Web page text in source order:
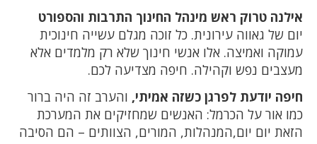
אילנה טרוק ראש מינהל החינוך התרבות והספורט
יום של גאווה עירונית. כל זוכה מגלם עשייה חינוכית
עמוקה ואמיצה. אלו אנשי חינוך שלא רק מלמדים אלא
מעצבים נפש וקהילה. חיפה מצדיעה לכם.
חיפה יודעת לפרגן כשזה אמיתי, והערב זה היה ברור
כמו אור על הכרמל: האנשים שמחזיקים את המערכת
הזאת יום יום,המנהלות, המורים, הצוותים – הם הסיבה